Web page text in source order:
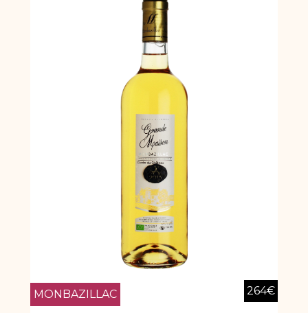
264€
MONBAZILLAC